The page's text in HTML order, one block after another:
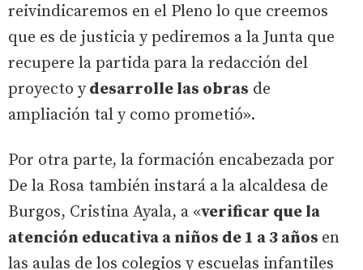
reivindicaremos en el Pleno lo que creemos
que es de justicia y pediremos a la Junta que
recupere la partida para la redacción del
proyecto ydesarrolle las obras de
ampliación tal y como prometió».
Por otra parte, la formación encabezada por
De la Rosa también instará a la alcaldesa de
Burgos, Cristina Ayala, a «verificar que la
atención educativa a niños de 1 a 3 años en
las aulas de los colegios y escuelas infantiles